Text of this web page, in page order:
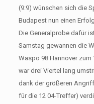
(9:9) wünschen sich die
Budapest nun einen
Die Generalprobe dafür
Samstag gewannen die
Waspo 98 Hannover zum
war drei Viertel lang
dank der größeren
für die 12 04-Treffer)